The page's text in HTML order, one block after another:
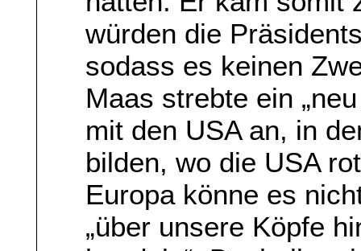
würden die
sodass es keinen
Maas strebte ein
mit den USA an, in
bilden, wo die USA
Europa könne es
„über unsere Köpfe